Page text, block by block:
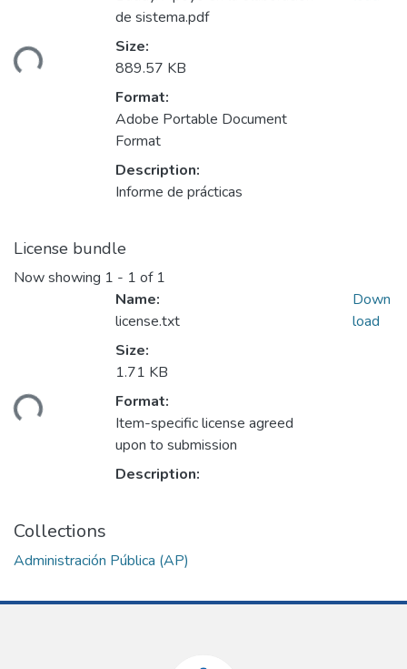
de sistema.pdf
Size:
889.57 KB
Format:
Adobe Portable Document
Format
Description:
Informe de prácticas
License bundle
Now showing 1 - 1 of 1
Name:
license.txt
Size:
1.71 KB
Format:
Item-specific license agreed
upon to submission
Description:
Down
load
Collections
Administración Pública (AP)